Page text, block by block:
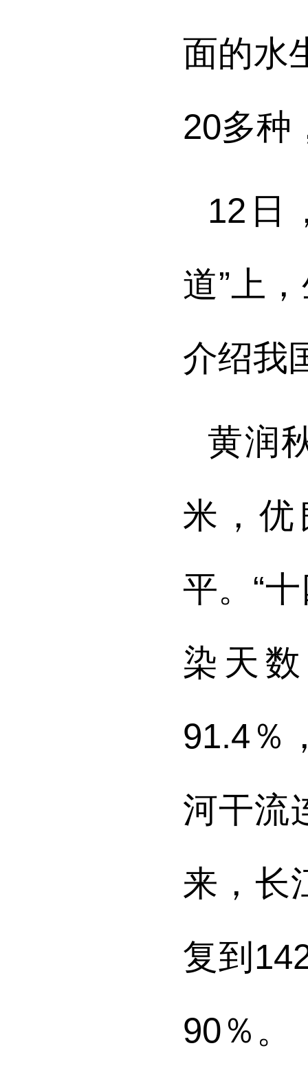
面的水
20多种
12日
道”上
介绍我
黄润
米，优
平。“
染天
91.4％
河干流
来，长
复到
90％。